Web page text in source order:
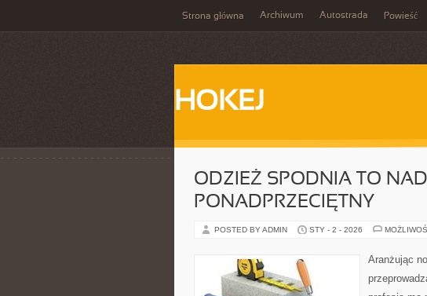
Strona główna Archiwum Autostrada Powieść
HOKEJ
ODZIEŻ SPODNIA TO
PONADPRZECIĘTNY
POSTED BY ADMIN STY - 2 - 2026
Aranżując